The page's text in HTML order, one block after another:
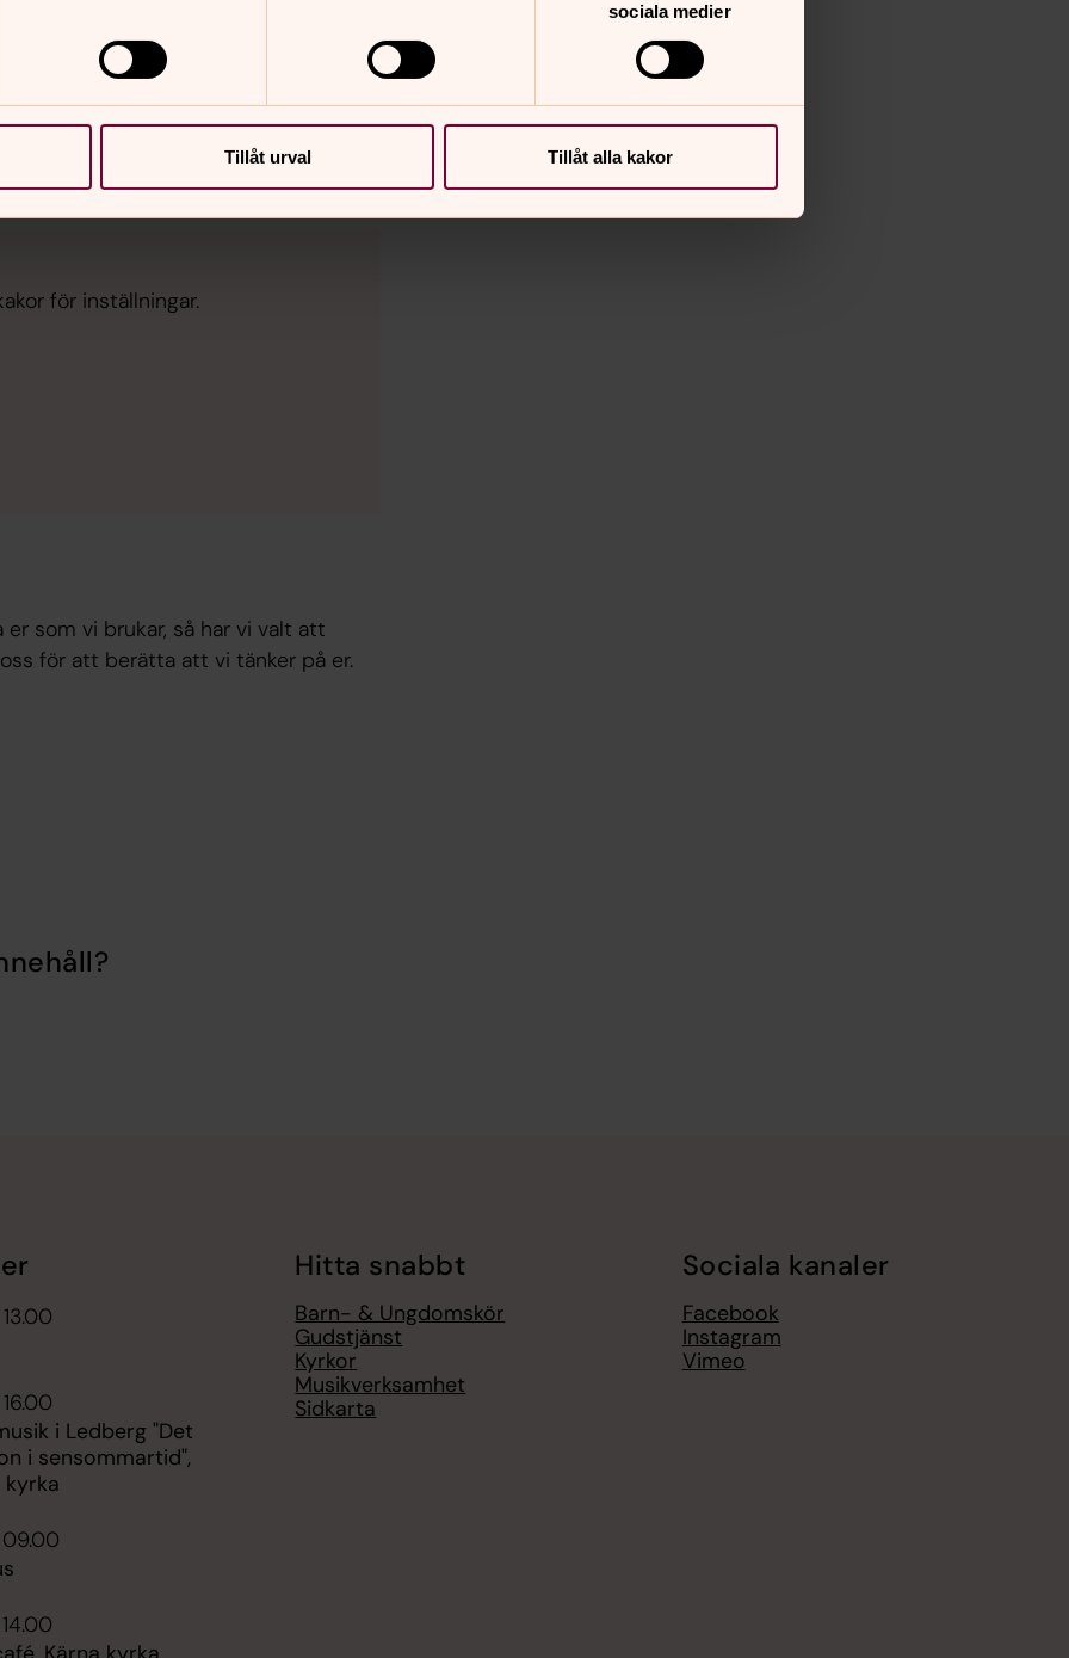
sociala medier
Tillåt urval Tillåt alla kakor
tröstesång om att aldrig ge upp,
Skogsfors och Torstein Dalene
körarrangemang (SATB) på
för inställningar.
som vi brukar, så har vi valt att
för att berätta att vi tänker på er.
i Ledberg "Det
i sensommartid",
kyrka
09.00
Hitta snabbt
Barn- & Ungdomskör
Gudstjänst
Kyrkor
Musikverksamhet
Sidkarta
Sociala kanaler
Facebook
Instagram
Vimeo